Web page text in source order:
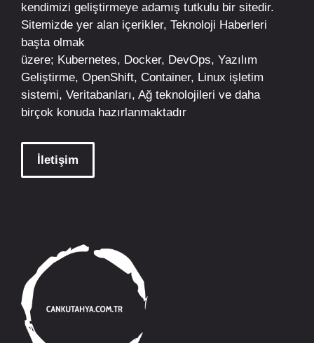
kendimizi geliştirmeye adamış tutkulu bir sitedir.
Sitemizde yer alan içerikler, Teknoloji Haberleri
başta olmak
üzere; Kubernetes, Docker, DevOps, Yazılım
Geliştirme, OpenShift, Container, Linux işletim
sistemi, Veritabanları, Ağ teknolojileri ve daha
birçok konuda hazırlanmaktadır
İletişim